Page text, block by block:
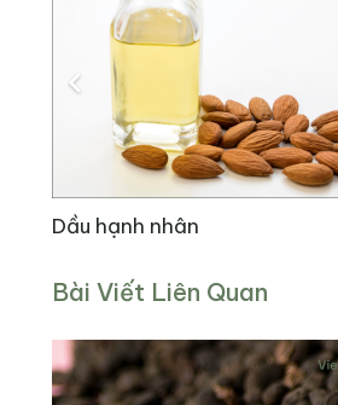
>>> Xem thêm:Dầu hạnh nhân
2.2. Kháng Khuẩn Và
Dầu Jojoba nguyên chất là
Candida. Thành phần
Dầu hạnh nhân
Bài Viết Liên Quan